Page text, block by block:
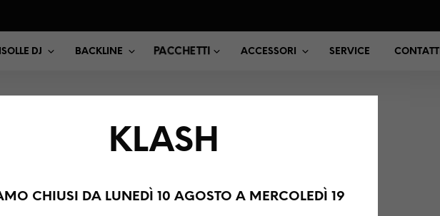
DJ BACKLINE PACCHETTI ACCESSORI SERVICE CONTATTI
CONTROLLER MIDI
KLASH
CHIUSI DA LUNEDÌ 10 AGOSTO A MERCOLEDÌ 19